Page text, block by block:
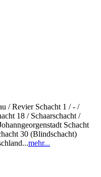
/ Revier Schacht 1 / - /
18 / Schaarschacht /
Schacht
30 (Blindschacht)
mehr...